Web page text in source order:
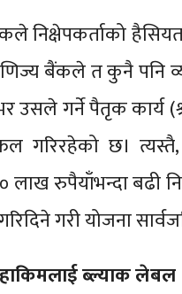
निक्षेपकर्ताको
बैंकले त कुनै पनि
उसले गर्ने पैतृक कार्य
गरिरहेको छ।
रुपैयाँभन्दा बढी
गरी योजना
ब्ल्याक लेबल